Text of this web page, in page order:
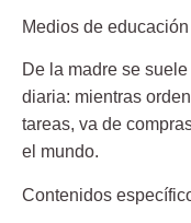
Medios de
De la madre se
diaria: mientras
tareas, va de
el mundo.
Contenidos